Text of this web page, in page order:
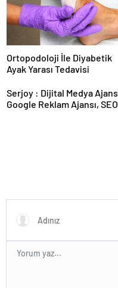
Ortopodoloji İle Diyabetik
Ayak Yarası Tedavisi
Serjoy : Dijital Medya Ajansı,
Google Reklam Ajansı, SEO